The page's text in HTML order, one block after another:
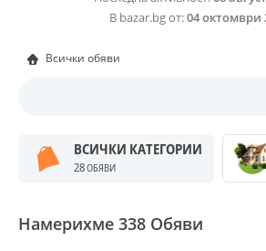
В bazar.bg от:04 октомври
Всички обяви
ВСИЧКИ КАТЕГОРИИ
28ОБЯВИ
Намерихме 338 Обяви